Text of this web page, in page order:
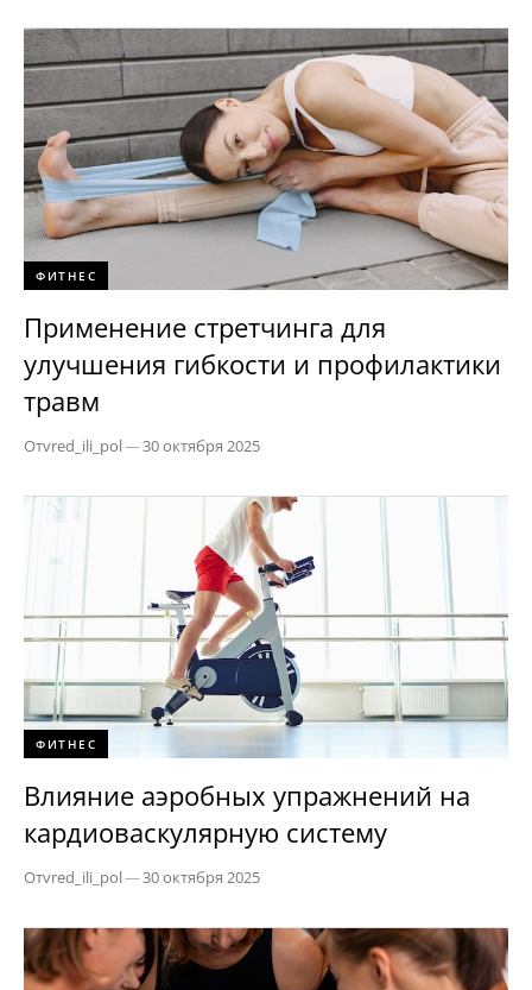
ФИТНЕС
Применение стретчинга для
улучшения гибкости и профилактики
травм
Отvred_ili_pol—30 октября 2025
ФИТНЕС
Влияние аэробных упражнений на
кардиоваскулярную систему
Отvred_ili_pol—30 октября 2025